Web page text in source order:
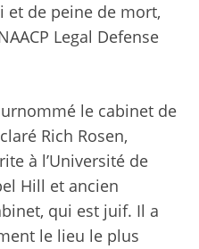
de peine de mort,
Legal Defense
le cabinet de
Rich Rosen,
à l’Université de
Hill et ancien
qui est juif. Il a
le lieu le plus